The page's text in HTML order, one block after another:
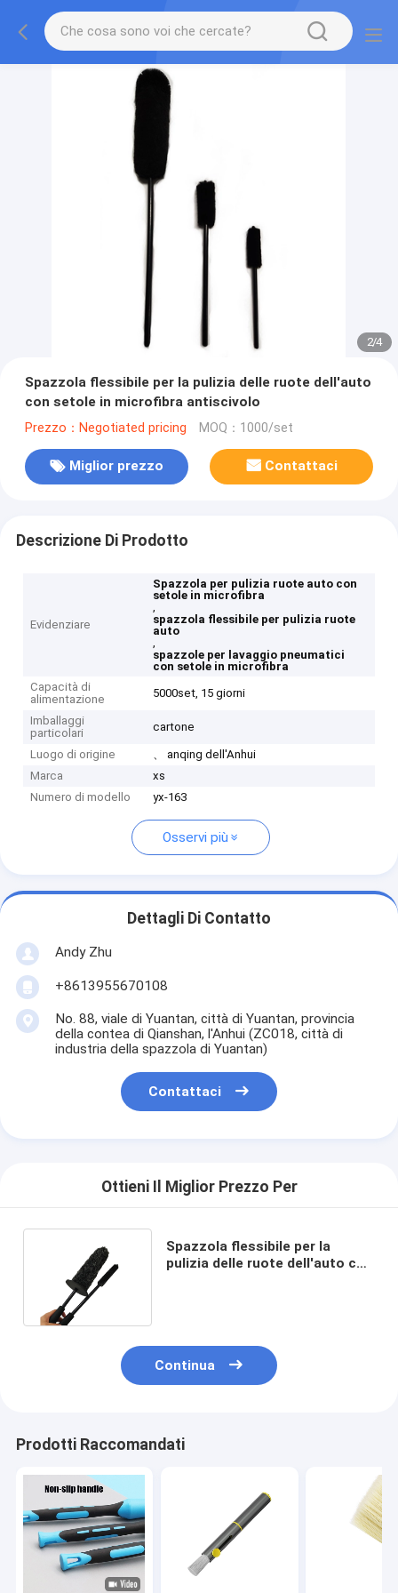
2/4
Spazzola flessibile per la pulizia delle ruote dell'auto
con setole in microfibra antiscivolo
Prezzo：Negotiated pricing MOQ：1000/set
Miglior prezzo Contattaci
Descrizione Di Prodotto
Evidenziare
Spazzola per pulizia ruote auto con
setole in microfibra
,
spazzola flessibile per pulizia ruote
auto
,
spazzole per lavaggio pneumatici
con setole in microfibra
Capacità di
alimentazione
5000set, 15 giorni
Imballaggi
particolari
cartone
Luogo di origine
、 anqing dell'Anhui
Marca
xs
Numero di modello
yx-163
Osservi più
Dettagli Di Contatto
Andy Zhu
+8613955670108
No. 88, viale di Yuantan, città di Yuantan, provincia
della contea di Qianshan, l'Anhui (ZC018, città di
industria della spazzola di Yuantan)
Contattaci
Ottieni Il Miglior Prezzo Per
Spazzola flessibile per la
pulizia delle ruote dell'auto con
Continua
Prodotti Raccomandati